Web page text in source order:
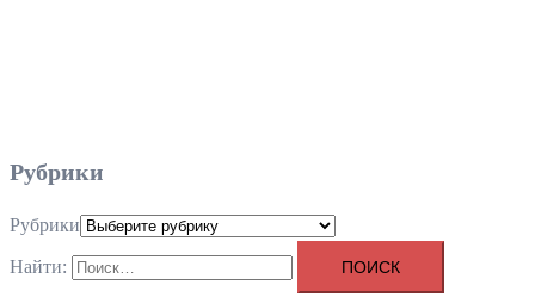
Рубрики
Рубрики
Найти: